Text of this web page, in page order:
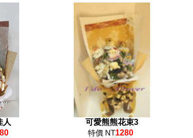
人
可愛熊熊花束3
特價 NT1280